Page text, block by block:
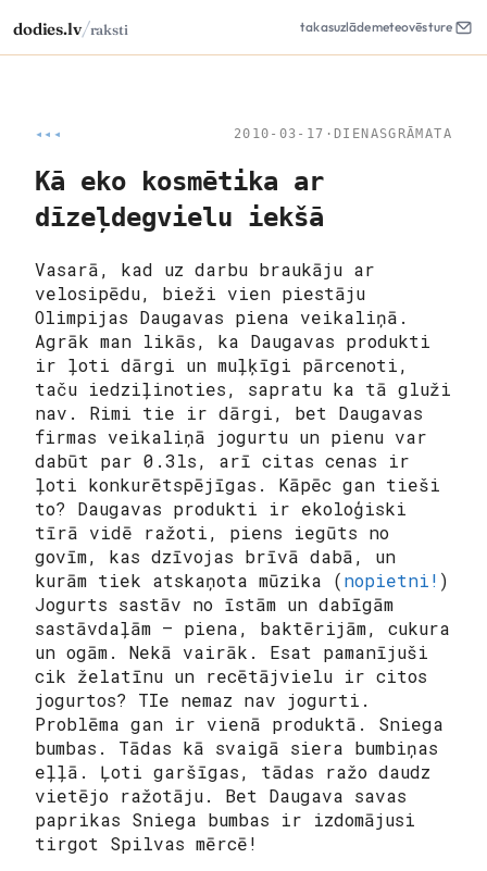
dodies.lv/raksti takasuzlādemeteovēsture
◂◂◂ 2010-03-17 · DIENASGRĀMATA
Kā eko kosmētika ar
dīzeļdegvielu iekšā
Vasarā, kad uz darbu braukāju ar
velosipēdu, bieži vien piestāju
Olimpijas Daugavas piena veikaliņā.
Agrāk man likās, ka Daugavas produkti
ir ļoti dārgi un muļķīgi pārcenoti,
taču iedziļinoties, sapratu ka tā gluži
nav. Rimi tie ir dārgi, bet Daugavas
firmas veikaliņā jogurtu un pienu var
dabūt par 0.3ls, arī citas cenas ir
ļoti konkurētspējīgas. Kāpēc gan tieši
to? Daugavas produkti ir ekoloģiski
tīrā vidē ražoti, piens iegūts no
govīm, kas dzīvojas brīvā dabā, un
kurām tiek atskaņota mūzika (nopietni! )
Jogurts sastāv no īstām un dabīgām
sastāvdaļām – piena, baktērijām, cukura
un ogām. Nekā vairāk. Esat pamanījuši
cik želatīnu un recētājvielu ir citos
jogurtos? TIe nemaz nav jogurti.
Problēma gan ir vienā produktā. Sniega
bumbas. Tādas kā svaigā siera bumbiņas
eļļā. Ļoti garšīgas, tādas ražo daudz
vietējo ražotāju. Bet Daugava savas
paprikas Sniega bumbas ir izdomājusi
tirgot Spilvas mērcē!